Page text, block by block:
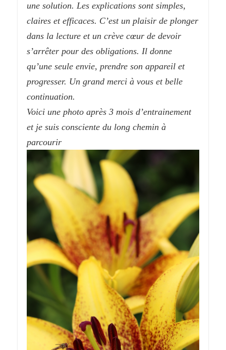
une solution. Les explications sont simples,
claires et efficaces. C’est un plaisir de plonger
dans la lecture et un crève cœur de devoir
s’arrêter pour des obligations. Il donne
qu’une seule envie, prendre son appareil et
progresser. Un grand merci à vous et belle
continuation.
Voici une photo après 3 mois d’entrainement
et je suis consciente du long chemin à
parcourir